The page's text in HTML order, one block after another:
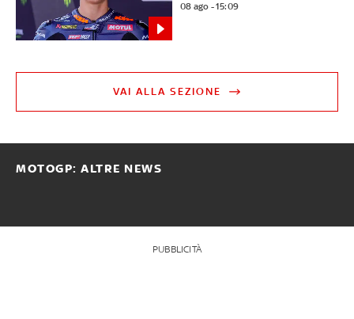
08 ago - 15:09
VAI ALLA SEZIONE
MOTOGP: ALTRE NEWS
PUBBLICITÀ